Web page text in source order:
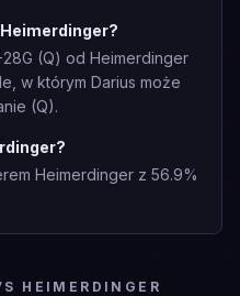
(Q) od Heimerdinger
w którym Darius może
(Q).
Heimerdinger z 56.9%
HEIMERDINGER